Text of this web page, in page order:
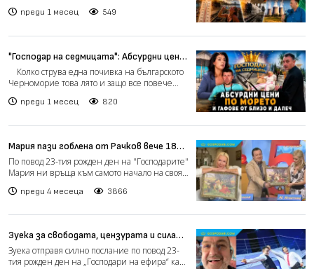
преди 1 месец 549
"Господар на седмицата": Абсурдни цени
по морето и гафове от близко и далеч
Черноморие това лято и защо все повече
преди 1 месец 820
Мария пази гоблена от Рачков вече 18
години (ВИДЕО)
По повод 23-тия рожден ден на "Господарите"
Мария ни връща към самото начало на своя
преди 4 месеца 3866
Зуека за свободата, цензурата и силата
да продължиш (ВИДЕО)
Зуека отправя силно послание по повод 23-
тия рожден ден на „Господари на ефира“ като